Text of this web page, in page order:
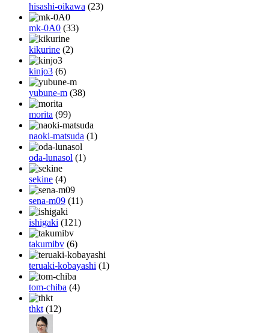
hisashi-oikawa (23)
mk-0A0 (33)
kikurine (2)
kinjo3 (6)
yubune-m (38)
morita (99)
naoki-matsuda (1)
oda-lunasol (1)
sekine (4)
sena-m09 (11)
ishigaki (121)
takumibv (6)
teruaki-kobayashi (1)
tom-chiba (4)
thkt (12)